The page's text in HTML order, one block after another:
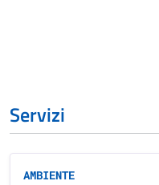
Servizi
AMBIENTE